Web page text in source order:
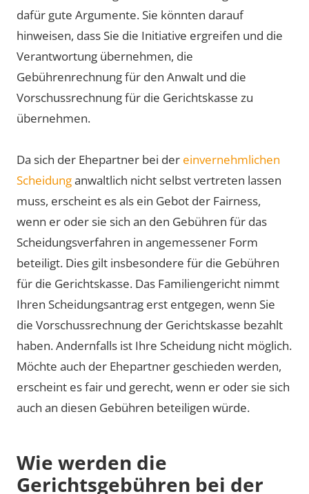
dafür gute Argumente. Sie könnten darauf
hinweisen, dass Sie die Initiative ergreifen und die
Verantwortung übernehmen, die
Gebührenrechnung für den Anwalt und die
Vorschussrechnung für die Gerichtskasse zu
übernehmen.
Da sich der Ehepartner bei der einvernehmlichen
Scheidunganwaltlich nicht selbst vertreten lassen
muss, erscheint es als ein Gebot der Fairness,
wenn er oder sie sich an den Gebühren für das
Scheidungsverfahren in angemessener Form
beteiligt. Dies gilt insbesondere für die Gebühren
für die Gerichtskasse. Das Familiengericht nimmt
Ihren Scheidungsantrag erst entgegen, wenn Sie
die Vorschussrechnung der Gerichtskasse bezahlt
haben. Andernfalls ist Ihre Scheidung nicht möglich.
Möchte auch der Ehepartner geschieden werden,
erscheint es fair und gerecht, wenn er oder sie sich
auch an diesen Gebühren beteiligen würde.
Wie werden die
Gerichtsgebühren bei der